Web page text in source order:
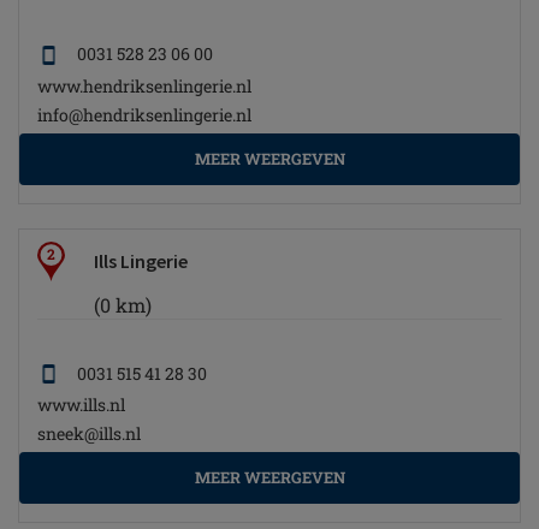
0031 528 23 06 00
www.hendriksenlingerie.nl
info@hendriksenlingerie.nl
MEER WEERGEVEN
2 Ills Lingerie
(0 km)
0031 515 41 28 30
www.ills.nl
sneek@ills.nl
MEER WEERGEVEN